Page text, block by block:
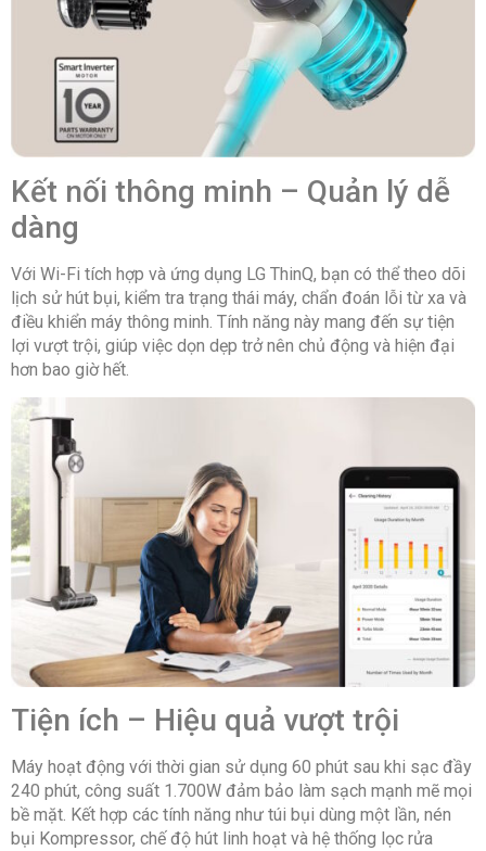
Kết nối thông minh – Quản lý dễ
dàng
Với Wi-Fi tích hợp và ứng dụng LG ThinQ, bạn có thể theo dõi
lịch sử hút bụi, kiểm tra trạng thái máy, chẩn đoán lỗi từ xa và
điều khiển máy thông minh. Tính năng này mang đến sự tiện
lợi vượt trội, giúp việc dọn dẹp trở nên chủ động và hiện đại
hơn bao giờ hết.
Tiện ích – Hiệu quả vượt trội
Máy hoạt động với thời gian sử dụng 60 phút sau khi sạc đầy
240 phút, công suất 1.700W đảm bảo làm sạch mạnh mẽ mọi
bề mặt. Kết hợp các tính năng như túi bụi dùng một lần, nén
bụi Kompressor, chế độ hút linh hoạt và hệ thống lọc rửa